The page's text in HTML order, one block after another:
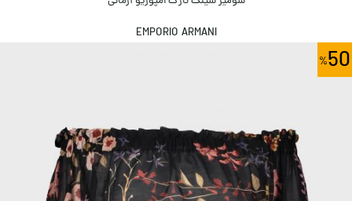
EMPORIO ARMANI
50